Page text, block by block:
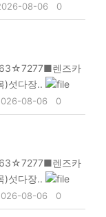
08-06 0
렌즈카
)섯다장..
08-06 0
렌즈카
)섯다장..
08-06 0